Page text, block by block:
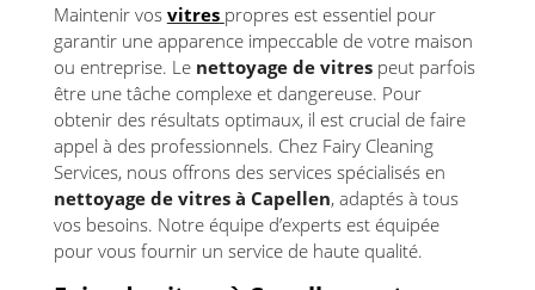
Maintenir vos vitres propres est essentiel pour
garantir une apparence impeccable de votre maison
ou entreprise. Le nettoyage de vitrespeut parfois
être une tâche complexe et dangereuse. Pour
obtenir des résultats optimaux, il est crucial de faire
appel à des professionnels. Chez Fairy Cleaning
Services, nous offrons des services spécialisés en
nettoyage de vitres à Capellen, adaptés à tous
vos besoins. Notre équipe d’experts est équipée
pour vous fournir un service de haute qualité.